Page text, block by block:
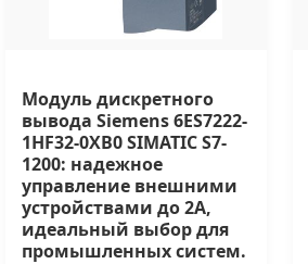
Модуль дискретного
вывода Siemens 6ES7222-
1HF32-0XB0 SIMATIC S7-
1200: надежное
управление внешними
устройствами до 2А,
идеальный выбор для
промышленных систем.